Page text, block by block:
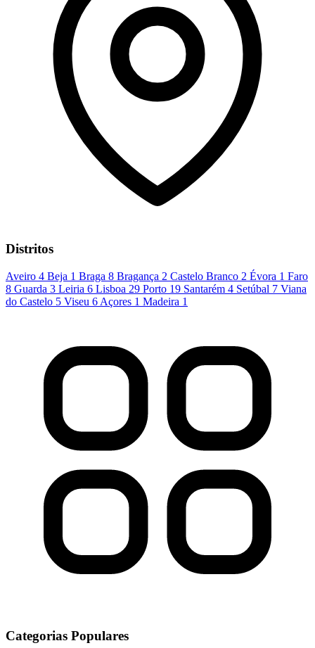
Distritos
Aveiro 4 Beja 1 Braga 8 Bragança 2 Castelo Branco 2 Évora 1 Faro
8 Guarda 3 Leiria 6 Lisboa 29 Porto 19 Santarém 4 Setúbal 7 Viana
do Castelo 5 Viseu 6 Açores 1 Madeira 1
Categorias Populares